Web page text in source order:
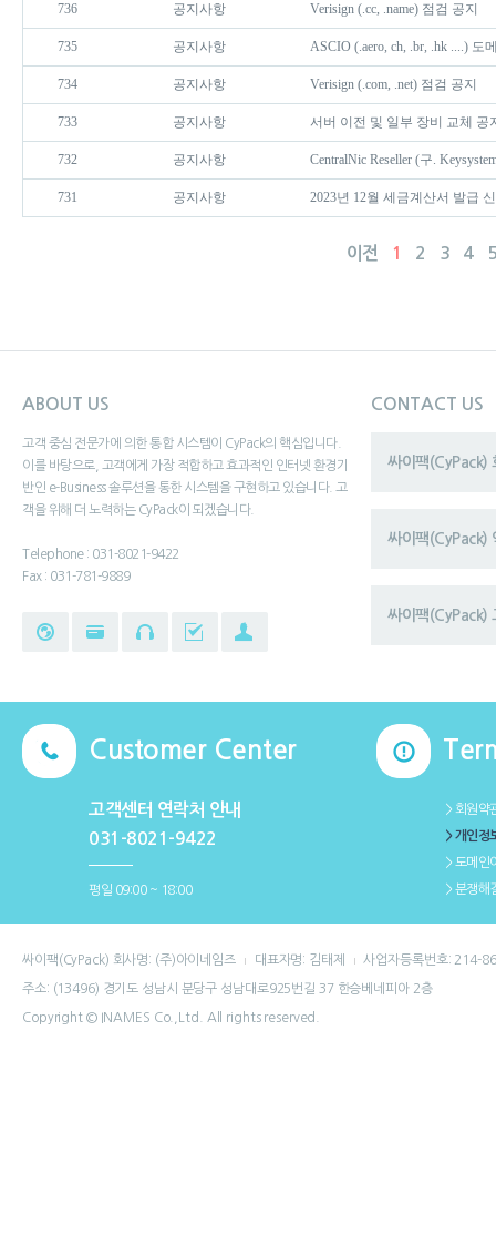
736 공지사항 Verisign (.cc, .name) 점검 공지
735 공지사항 ASCIO (.aero, ch, .br, .hk ....) 도
734 공지사항 Verisign (.com, .net) 점검 공지
733 공지사항 서버 이전 및 일부 장비 교체 공
732 공지사항 CentralNic Reseller (구.
731 공지사항 2023년 12월 세금계산서 발급
이전 1 2 3 4 5
ABOUT US
고객 중심 전문가에 의한 통합 시스템이 CyPack의 핵심입니다.
이를 바탕으로, 고객에게 가장 적합하고 효과적인 인터넷 환경기
반인 e-Business 솔루션을 통한 시스템을 구현하고 있습니다. 고
객을 위해 더 노력하는 CyPack이 되겠습니다.
Telephone : 031-8021-9422
Fax : 031-781-9889
CONTACT US
싸이팩(CyPack)
싸이팩(CyPack)
싸이팩(CyPack)
Customer Center
고객센터 연락처 안내
031-8021-9422
평일 09:00 ~ 18:00
＞회원약
＞개인정
＞도메인
＞분쟁해
싸이팩(CyPack) 회사명: (주)아이네임즈 대표자명: 김태제 사업자등록번호: 214-
주소: (13496) 경기도 성남시 분당구 성남대로925번길 37 한승베네피아 2층
Copyright © INAMES Co.,Ltd. All rights reserved.